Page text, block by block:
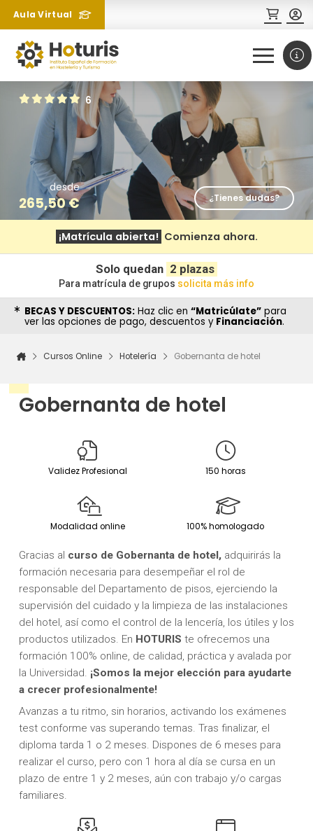
Aula Virtual
Gobernanta de hotel
Validez Profesional 150 horas
Modalidad online 100% homologado
Gracias al curso de Gobernanta de hotel, adquirirás la
formación necesaria para desempeñar el rol de
responsable del Departamento de pisos, ejerciendo la
supervisión del cuidado y la limpieza de las instalaciones
del hotel, así como el control de la lencería, los útiles y los
productos utilizados. En HOTURIS te ofrecemos una
formación 100% online, de calidad, práctica y avalada por
la Universidad. ¡Somos la mejor elección para ayudarte
a crecer profesionalmente!
Avanzas a tu ritmo, sin horarios, activando los exámenes
test conforme vas superando temas. Tras finalizar, el
diploma tarda 1 o 2 meses. Dispones de 6 meses para
realizar el curso, pero con 1 hora al día se cursa en un
plazo de entre 1 y 2 meses, aún con trabajo y/o cargas
familiares.
6
desde
265,50€ ¿Tienes dudas?
¡Matrícula abierta! Comienza ahora.
Solo quedan 2 plazas
Para matrícula de grupos solicita más info
BECAS Y DESCUENTOS: Haz clic en “Matricúlate” para
ver las opciones de pago, descuentos y Financiación.
Cursos Online Hotelería Gobernanta de hotel
¿Necesitas más información
sobre un curso?